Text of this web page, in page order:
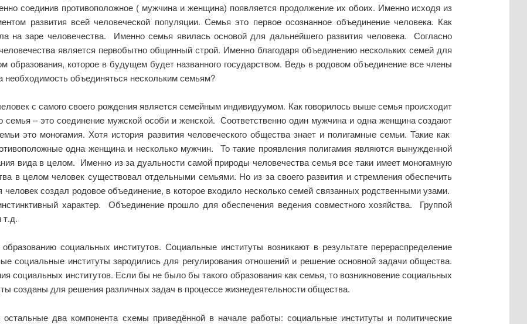
соединив противоположное ( мужчина и женщина) появляется продолжение их обоих. Именно исходя из
развития всей человеческой популяции. Семья это первое осознанное объединение человека. Как
на заре человечества. Именно семья явилась основой для дальнейшего развития человека. Согласно
является первобытно общинный строй. Именно благодаря объединению нескольких семей для
образования, которое в будущем будет названного государством. Ведь в родовом объединение все члены
необходимость объединяться нескольким семьям?
с самого своего рождения является семейным индивидуумом. Как говорилось выше семья происходит
семья – это соединение мужской особи и женской. Соответственно один мужчина и одна женщина создают
это моногамия. Хотя история развития человеческого общества знает и полигамные семьи. Такие как
одна женщина и несколько мужчин. То такие проявления полигамия являются вынужденной
вида в целом. Именно из за дуальности самой природы человечества семья все таки имеет моногамную
в целом человек существовал отдельными семьями. Но из за своего развития и стремления обеспечить
создал родовое объединение, в которое входило несколько семей связанных родственными узами.
характер. Объединение прошло для обеспечения ведения совместного хозяйства. Группой
т.д.
социальных институтов. Социальные институты возникают в результате перераспределение
социальные институты зародились для регулирования отношений и решение основной задачи общества.
социальных институтов. Если бы не было бы такого образования как семья, то возникновение социальных
созданы для решения различных задач в процессе жизнедеятельности общества.
два компонента схемы приведённой в начале работы: социальные институты и политические